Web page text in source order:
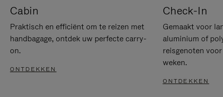
Cabin
Praktisch en efficiënt om te reizen met
handbagage, ontdek uw perfecte carry-
on.
ONTDEKKEN
Check-In
Gemaakt voor
aluminium of
reisgenoten
weken.
ONTDEKKEN